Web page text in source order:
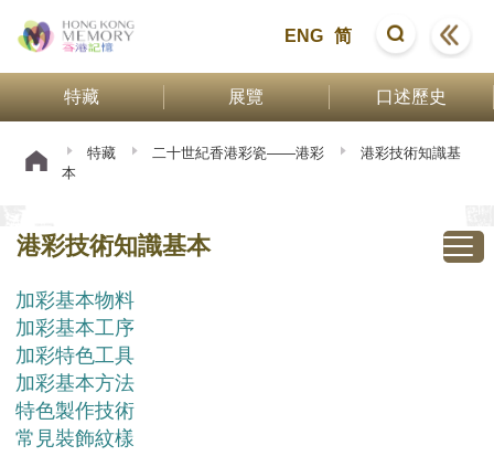
ENG 简
特藏 展覽 口述歷史
特藏 二十世紀香港彩瓷——港彩
港彩技術知識基
本
港彩技術知識基本
加彩基本物料
加彩基本工序
加彩特色工具
加彩基本方法
特色製作技術
常見裝飾紋樣